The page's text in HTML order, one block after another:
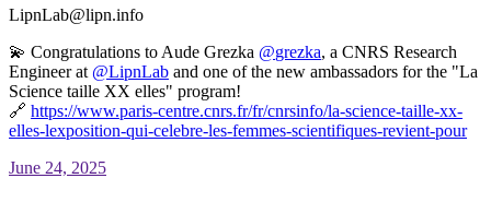
LipnLab@lipn.info
💫 Congratulations to Aude Grezka @grezka, a CNRS Research
Engineer at @LipnLab and one of the new ambassadors for the "La
Science taille XX elles" program!
🔗 https://www.paris-centre.cnrs.fr/fr/cnrsinfo/la-science-taille-xx-
elles-lexposition-qui-celebre-les-femmes-scientifiques-revient-pour
June 24, 2025